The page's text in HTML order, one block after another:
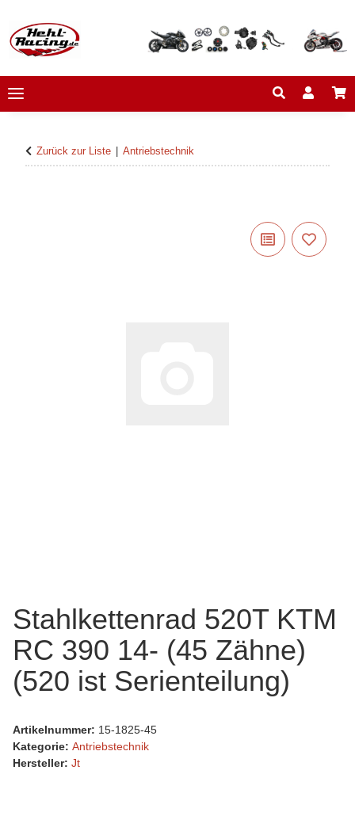
Zurück zur Liste Antriebstechnik
Stahlkettenrad 520T KTM
RC 390 14- (45 Zähne)
(520 ist Serienteilung)
Artikelnummer: 15-1825-45
Kategorie: Antriebstechnik
Hersteller: Jt